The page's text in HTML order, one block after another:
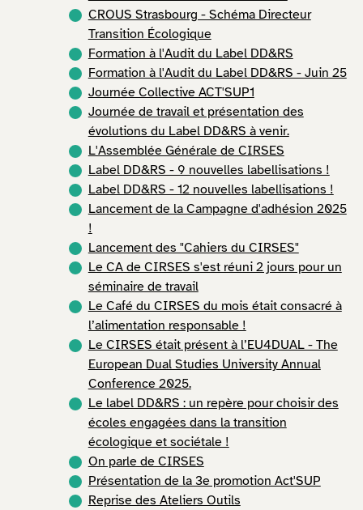
CROUS Strasbourg - Schéma Directeur
Transition Écologique
Formation à l'Audit du Label DD&RS
Formation à l'Audit du Label DD&RS - Juin 25
Journée Collective ACT'SUP1
Journée de travail et présentation des
évolutions du Label DD&RS à venir.
L'Assemblée Générale de CIRSES
Label DD&RS - 9 nouvelles labellisations !
Label DD&RS - 12 nouvelles labellisations !
Lancement de la Campagne d'adhésion 2025
!
Lancement des "Cahiers du CIRSES"
Le CA de CIRSES s'est réuni 2 jours pour un
séminaire de travail
Le Café du CIRSES du mois était consacré à
l’alimentation responsable !
Le CIRSES était présent à l’EU4DUAL - The
European Dual Studies University Annual
Conference 2025.
Le label DD&RS : un repère pour choisir des
écoles engagées dans la transition
écologique et sociétale !
On parle de CIRSES
Présentation de la 3e promotion Act'SUP
Reprise des Ateliers Outils